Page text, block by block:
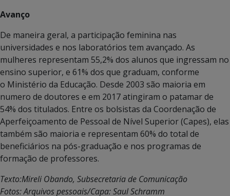
Avanço
De maneira geral, a participação feminina nas
universidades e nos laboratórios tem avançado. As
mulheres representam 55,2% dos alunos que ingressam no
ensino superior, e 61% dos que graduam, conforme
o Ministério da Educação. Desde 2003 são maioria em
numero de doutores e em 2017 atingiram o patamar de
54% dos titulados. Entre os bolsistas da Coordenação de
Aperfeiçoamento de Pessoal de Nível Superior (Capes), elas
também são maioria e representam 60% do total de
beneficiários na pós-graduação e nos programas de
formação de professores.
Texto:Mireli Obando, Subsecretaria de Comunicação
Fotos: Arquivos pessoais/Capa: Saul Schramm